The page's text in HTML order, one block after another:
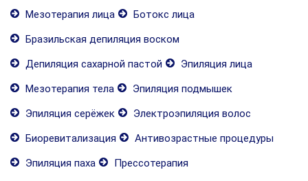
Мезотерапия лица
Ботокс лица
Бразильская депиляция воском
Депиляция сахарной пастой
Эпиляция лица
Мезотерапия тела
Эпиляция подмышек
Эпиляция серёжек
Электроэпиляция волос
Биоревитализация
Антивозрастные процедуры
Эпиляция паха
Прессотерапия